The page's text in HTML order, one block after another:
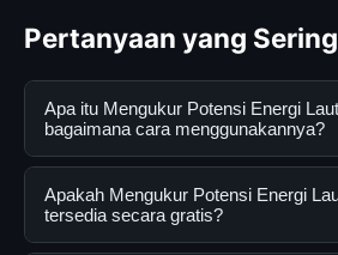
Pertanyaan yang
Apa itu Mengukur Potensi Energi
bagaimana cara menggunakannya?
Mengukur Potensi Energi Laut
digital yang dirancang untuk
mendapatkan informasi lengkap
Apakah Mengukur Potensi Energi
tersedia secara gratis?